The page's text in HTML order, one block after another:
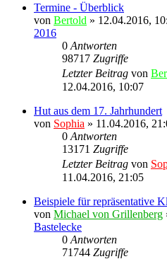
Termine - Überblick
von Bertold » 12.04.2016,
2016
0 Antworten
98717 Zugriffe
Letzter Beitrag von
12.04.2016, 10:07
Hut aus dem 17. Jahrhundert
von Sophia » 11.04.2016,
0 Antworten
13171 Zugriffe
Letzter Beitrag von
11.04.2016, 21:05
Beispiele für repräsentative
von Michael von Grillenberg
Bastelecke
0 Antworten
71744 Zugriffe